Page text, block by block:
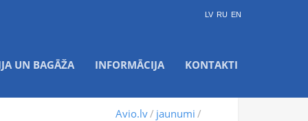
LV RU EN
UN BAGĀŽA INFORMĀCIJA KONTAKTI
Avio.lv
jaunumi